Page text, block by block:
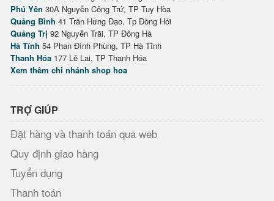
Phú Yên 30A Nguyễn Công Trứ, TP Tuy Hòa
Quảng Bình 41 Trần Hưng Đạo, Tp Đồng Hới
Quảng Trị 92 Nguyễn Trãi, TP Đông Hà
Hà Tĩnh 54 Phan Đình Phùng, TP Hà Tĩnh
Thanh Hóa 177 Lê Lai, TP Thanh Hóa
Xem thêm chi nhánh shop hoa
TRỢ GIÚP
Đặt hàng và thanh toán qua web
Quy định giao hàng
Tuyển dụng
Thanh toán